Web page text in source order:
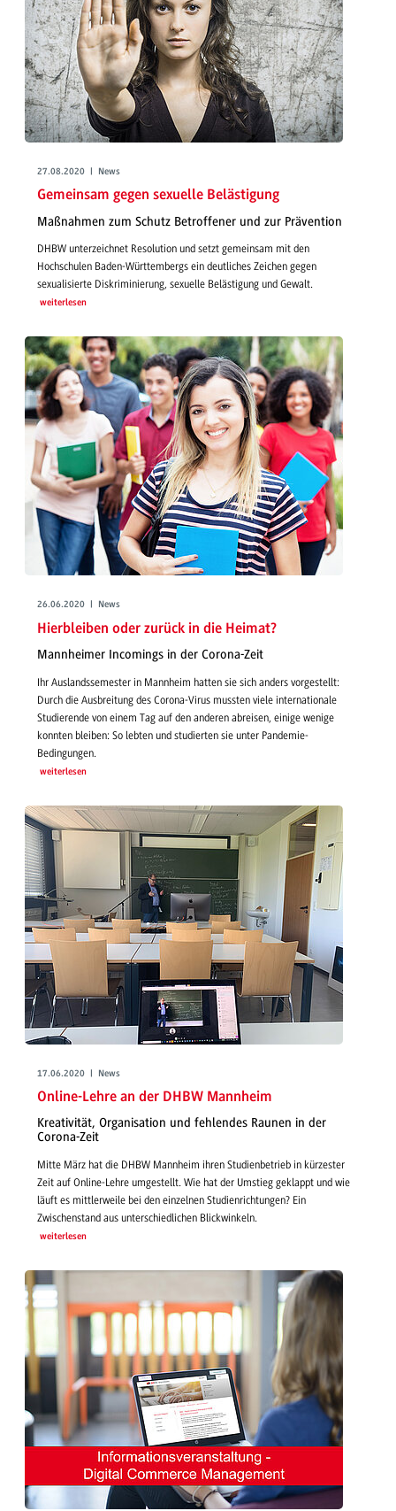
27.08.2020 | News
Gemeinsam gegen sexuelle Belästigung
Maßnahmen zum Schutz Betroffener und zur Prävention
DHBW unterzeichnet Resolution und setzt gemeinsam mit den
Hochschulen Baden-Württembergs ein deutliches Zeichen gegen
sexualisierte Diskriminierung, sexuelle Belästigung und Gewalt.
weiterlesen
26.06.2020 | News
Hierbleiben oder zurück in die Heimat?
Mannheimer Incomings in der Corona-Zeit
Ihr Auslandssemester in Mannheim hatten sie sich anders vorgestellt:
Durch die Ausbreitung des Corona-Virus mussten viele internationale
Studierende von einem Tag auf den anderen abreisen, einige wenige
konnten bleiben: So lebten und studierten sie unter Pandemie-
Bedingungen.
weiterlesen
17.06.2020 | News
Online-Lehre an der DHBW Mannheim
Kreativität, Organisation und fehlendes Raunen in der
Corona-Zeit
Mitte März hat die DHBW Mannheim ihren Studienbetrieb in kürzester
Zeit auf Online-Lehre umgestellt. Wie hat der Umstieg geklappt und wie
läuft es mittlerweile bei den einzelnen Studienrichtungen? Ein
Zwischenstand aus unterschiedlichen Blickwinkeln.
weiterlesen